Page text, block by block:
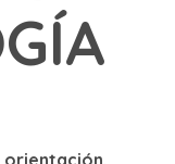
orientación,